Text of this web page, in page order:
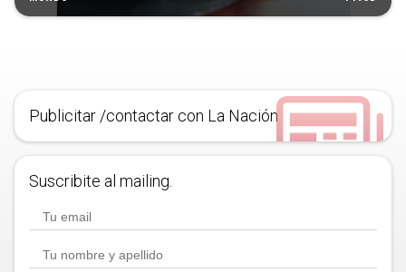
Publicitar /contactar con La Nación
Suscribite al mailing.